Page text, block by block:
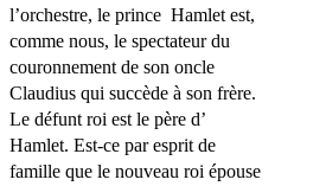
l’orchestre, le prince Hamlet est,
comme nous, le spectateur du
couronnement de son oncle
Claudius qui succède à son frère.
Le défunt roi est le père d’
Hamlet. Est-ce par esprit de
famille que le nouveau roi épouse